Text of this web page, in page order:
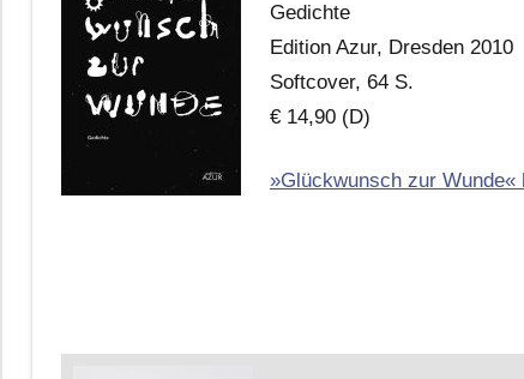
Gedichte
Edition Azur, Dresden 2010
Softcover, 64 S.
€ 14,90 (D)
»Glückwunsch zur Wunde«